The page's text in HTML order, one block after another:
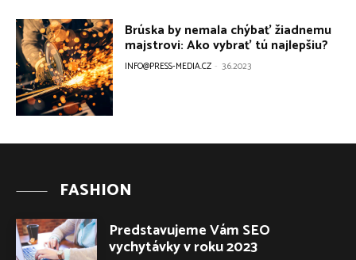
FASHION
Predstavujeme Vám SEO
vychytávky v roku 2023